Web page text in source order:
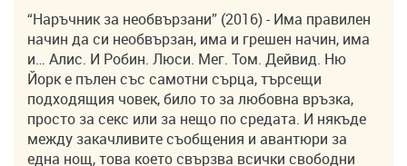
“Наръчник за необвързани” (2016) - Има правилен
начин да си необвързан, има и грешен начин, има
и… Алис. И Робин. Люси. Мег. Том. Дейвид. Ню
Йорк е пълен със самотни сърца, търсещи
подходящия човек, било то за любовна връзка,
просто за секс или за нещо по средата. И някъде
между закачливите съобщения и авантюри за
една нощ, това което свързва всички свободни